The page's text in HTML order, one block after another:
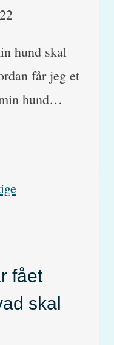
hund skal
får jeg et
hund…
fået
skal